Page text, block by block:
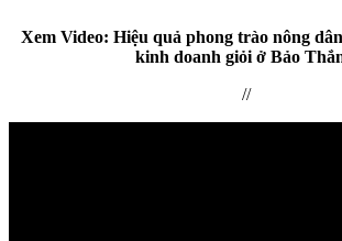
Xem Video: Hiệu quả phong trào nông
kinh doanh giỏi ở Bảo
//